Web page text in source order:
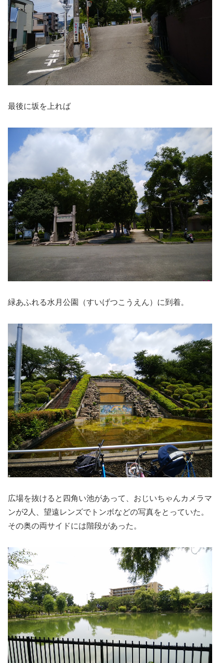
最後に坂を上れば
緑あふれる水月公園（すいげつこうえん）に到着。
広場を抜けると四角い池があって、おじいちゃんカメラマ
ンが2人、望遠レンズでトンボなどの写真をとっていた。
その奥の両サイドには階段があった。